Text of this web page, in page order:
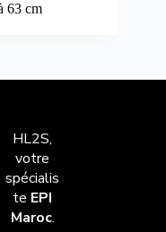
63 cm
HL2S,
votre
spécialis
te EPI
Maroc.